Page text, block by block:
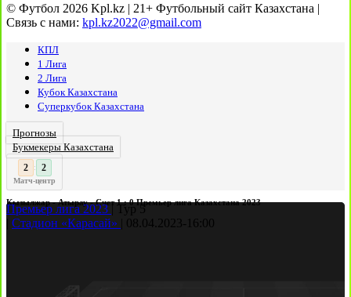
© Футбол 2026 Kpl.kz | 21+ Футбольный сайт Казахстана |
Связь с нами: kpl.kz2022@gmail.com
КПЛ
1 Лига
2 Лига
Кубок Казахстана
Суперкубок Казахстана
Прогнозы
Букмекеры Казахстана
3 : 2
Матч-центр
Кызылжар - Атырау - Счет 1 : 0 Премьер лига Казахстана 2023
Премьер лига 2023
Тур 5
Стадион «Карасай» 08.04.2023- 16:00